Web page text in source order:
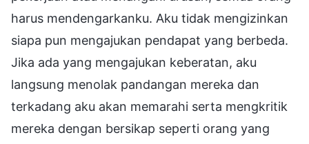
harus mendengarkanku. Aku tidak mengizinkan
siapa pun mengajukan pendapat yang berbeda.
Jika ada yang mengajukan keberatan, aku
langsung menolak pandangan mereka dan
terkadang aku akan memarahi serta mengkritik
mereka dengan bersikap seperti orang yang